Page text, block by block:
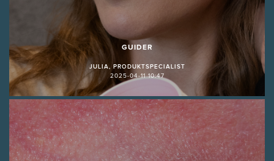
GUIDER
JULIA, PRODUKTSPECIALIST
2025-04-11 10:47